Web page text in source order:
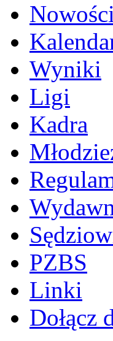
Nowości
Wyniki
Ligi
Kadra
PZBS
Linki
Dołącz